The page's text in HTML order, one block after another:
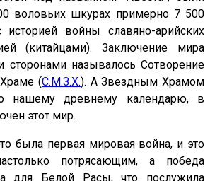
воловьих шкурах примерно 7 500
войны славяно-арийских
(китайцами). Заключение мира
называлось Сотворение
(С.М.З.Х.). А Звездным Храмом
нашему древнему календарю, в
этот мир.
была первая мировая война, и это
потрясающим, а победа
для Белой Расы, что послужила